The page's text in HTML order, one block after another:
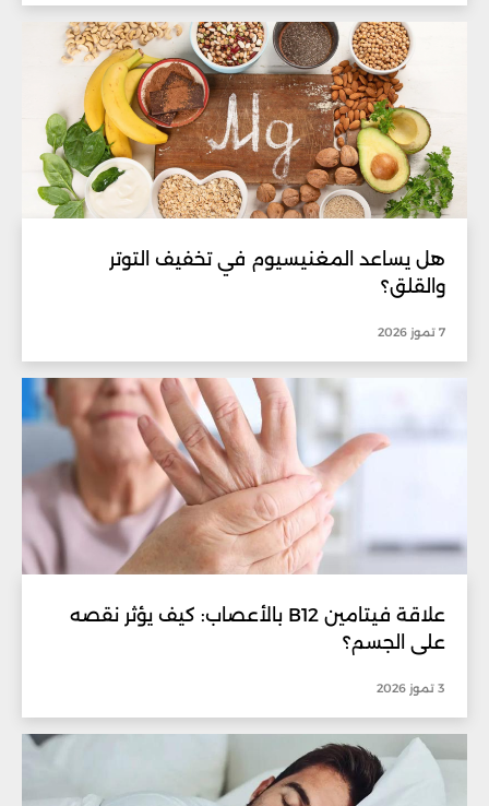
هل يساعد المغنيسيوم في تخفيف التوتر
والقلق؟
7 تموز 2026
علاقة فيتامين B12 بالأعصاب: كيف يؤثر نقصه
على الجسم؟
3 تموز 2026